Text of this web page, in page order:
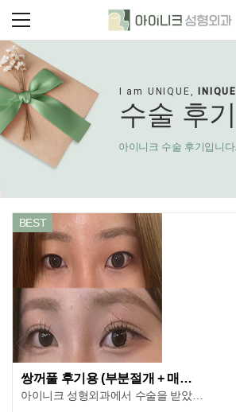
I am UNIQUE,INIQUE
수술 후기
아이니크 수술 후기입니다.
BEST
쌍꺼풀 후기용 (부분절개 + 매직트임)
아이니크 성형외과에서 수술을 받았고​수술 3개월차입니다! ​너무 자연스러워졌고 붓기가 완벽하게 빠진듯한 느낌이 들어요 ㅎㅎ ​붓기가 빠진 뒤에도 제가 원하던 라인이라 더 맘에들어요​병원 안에서 일을 하고 계시는 분들 모두 친절하셨고...